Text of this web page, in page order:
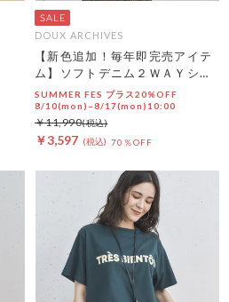
DOUX ARCHIVES
【新色追加！毎年即完売アイテ
ム】ソフトデニム２ＷＡＹシャ
ツ
SUMMER FES プラス20%OFF
8/10(mon)~8/17(mon)10:00
￥3,597 70％OFF
￥11,990